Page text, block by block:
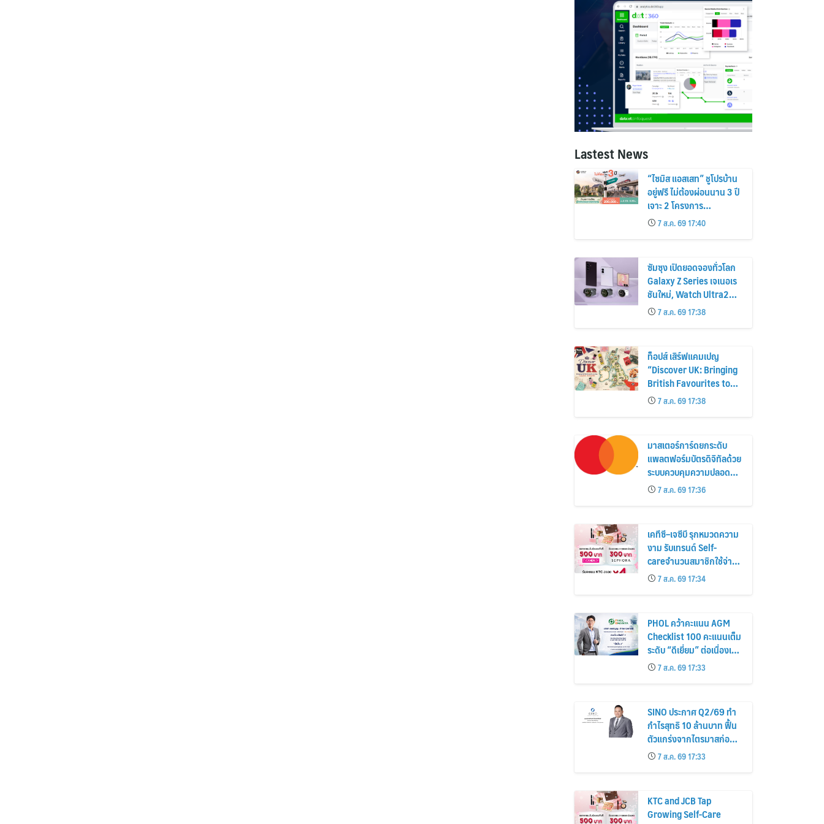
Lastest News
“ไซมิส แอสเสท” ชูโปรบ้าน
อยู่ฟรี ไม่ต้องผ่อนนาน 3 ปี
เจาะ 2 โครงการ
“Siamese Holm–
Siamese Blossom”
พร้อมส่วนลดและสิทธิพิเศษ
ถึง 31 สิงหาคม 2569
7 ส.ค. 69 17:40
ซัมซุง เปิดยอดจองทั่วโลก
Galaxy Z Series เจเนอเร
ชันใหม่, Watch Ultra2
และ Watch9 สูงกว่ารุ่น
ก่อนหน้ากว่า 30%
7 ส.ค. 69 17:38
ท็อปส์ เสิร์ฟแคมเปญ
“Discover UK: Bringing
British Favourites to
You” ขนทัพของอร่อยและ
ไอเท็มฮิตจากสหราช
อาณาจักร ส่งตรงถึงมือ
ตั้งแต่วันนี้ – 18 สิงหาคมนี้
7 ส.ค. 69 17:38
มาสเตอร์การ์ดยกระดับ
แพลตฟอร์มบัตรดิจิทัลด้วย
ระบบควบคุมความปลอดภัย
ใหม่7 ส.ค. 69 17:36
เคทีซี–เจซีบี รุกหมวดความ
งาม รับเทรนด์ Self-
careจำนวนสมาชิกใช้จ่าย
หมวดเครื่องสำอางเพิ่ม
26%
7 ส.ค. 69 17:34
PHOL คว้าคะแนน AGM
Checklist 100 คะแนนเต็ม
ระดับ “ดีเยี่ยม” ต่อเนื่องเป็น
ปีที่ 7 ตอกย้ำการดำเนิน
ธุรกิจตามหลักธรรมาภิบาล
โปร่งใส สร้างความเชื่อมั่นผู้
7 ส.ค. 69 17:33
SINO ประกาศ Q2/69 ทำ
กำไรสุทธิ 10 ล้านบาท ฟื้น
ตัวแกร่งจากไตรมาสก่อน
เตรียมจ่ายปันผลระหว่าง
กาล 0.014423 บาทต่อหุ้น
ครึ่งปีหลังมุ่งเติบโตต่อเนื่อง
7 ส.ค. 69 17:33
KTC and JCB Tap
Growing Self-Care